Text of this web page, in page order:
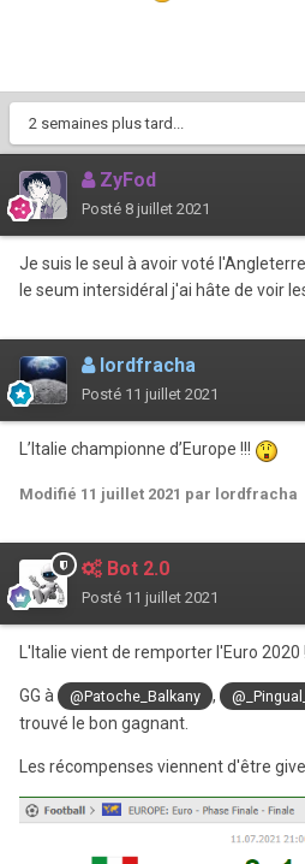
2 semaines plus tard...
ZyFod
Posté 8 juillet 2021
Je suis le seul à avoir voté
le seum intersidéral j'ai hâte de voir
lordfracha
Posté 11 juillet 2021
L’Italie championne d’Europe !!!
Modifié 11 juillet 2021 par lordfracha
Bot 2.0
Posté 11 juillet 2021
L'Italie vient de remporter l'Euro 2020 !
GG à @Patoche_Balkany , @_Pingual_
trouvé le bon gagnant.
Les récompenses viennent d'être give